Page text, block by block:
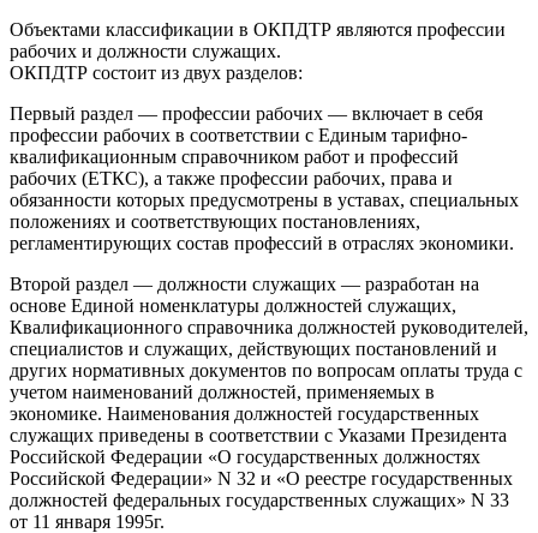
Объектами классификации в ОКПДТР являются профессии
рабочих и должности служащих.
ОКПДТР состоит из двух разделов:
Первый раздел — профессии рабочих — включает в себя
профессии рабочих в соответствии с Единым тарифно-
квалификационным справочником работ и профессий
рабочих (ЕТКС), а также профессии рабочих, права и
обязанности которых предусмотрены в уставах, специальных
положениях и соответствующих постановлениях,
регламентирующих состав профессий в отраслях экономики.
Второй раздел — должности служащих — разработан на
основе Единой номенклатуры должностей служащих,
Квалификационного справочника должностей руководителей,
специалистов и служащих, действующих постановлений и
других нормативных документов по вопросам оплаты труда с
учетом наименований должностей, применяемых в
экономике. Наименования должностей государственных
служащих приведены в соответствии с Указами Президента
Российской Федерации «О государственных должностях
Российской Федерации» N 32 и «О реестре государственных
должностей федеральных государственных служащих» N 33
от 11 января 1995г.